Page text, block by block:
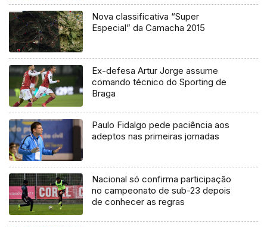
Nova classificativa “Super
Especial” da Camacha 2015
Ex-defesa Artur Jorge assume
comando técnico do Sporting de
Braga
Paulo Fidalgo pede paciência aos
adeptos nas primeiras jornadas
Nacional só confirma participação
no campeonato de sub-23 depois
de conhecer as regras